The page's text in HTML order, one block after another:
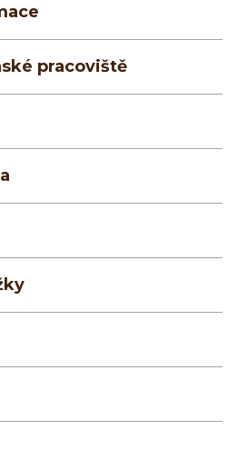
pracoviště